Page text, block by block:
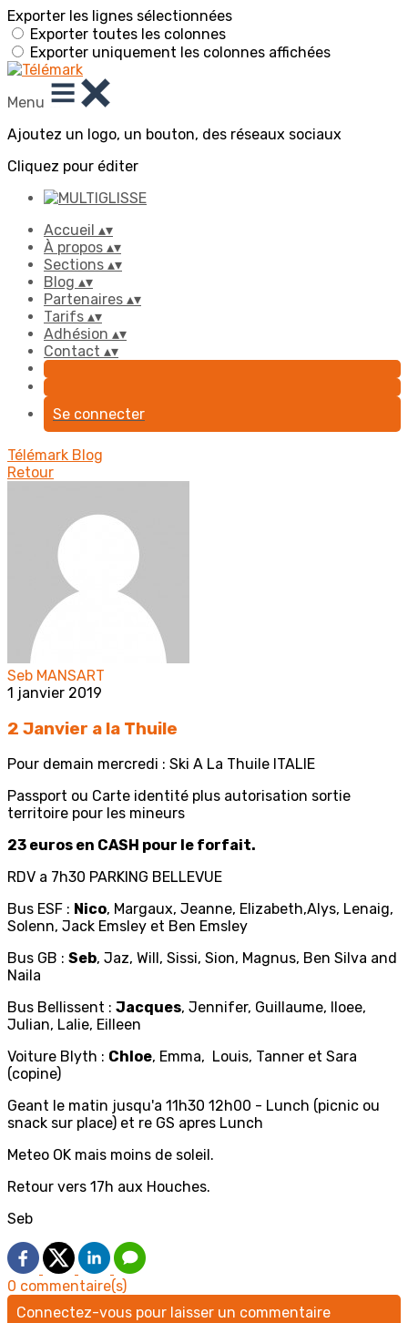
Exporter les lignes sélectionnées
Exporter toutes les colonnes
Exporter uniquement les colonnes affichées
Menu
Ajoutez un logo, un bouton, des réseaux sociaux
Cliquez pour éditer
Accueil ▴▾
À propos ▴▾
Sections ▴▾
Blog ▴▾
Partenaires ▴▾
Tarifs ▴▾
Adhésion ▴▾
Contact ▴▾
Se connecter
Télémark Blog
Retour
Seb MANSART
1 janvier 2019
2 Janvier a la Thuile
Pour demain mercredi : Ski A La Thuile ITALIE
Passport ou Carte identité plus autorisation sortie
territoire pour les mineurs
23 euros en CASH pour le forfait.
RDV a 7h30 PARKING BELLEVUE
Bus ESF : Nico, Margaux, Jeanne, Elizabeth,Alys, Lenaig,
Solenn, Jack Emsley et Ben Emsley
Bus GB : Seb, Jaz, Will, Sissi, Sion, Magnus, Ben Silva and
Naila
Bus Bellissent : Jacques, Jennifer, Guillaume, Iloee,
Julian, Lalie, Eilleen
Voiture Blyth : Chloe, Emma, Louis, Tanner et Sara
(copine)
Geant le matin jusqu'a 11h30 12h00 - Lunch (picnic ou
snack sur place) et re GS apres Lunch
Meteo OK mais moins de soleil.
Retour vers 17h aux Houches.
Seb
0 commentaire(s)
Connectez-vous pour laisser un commentaire